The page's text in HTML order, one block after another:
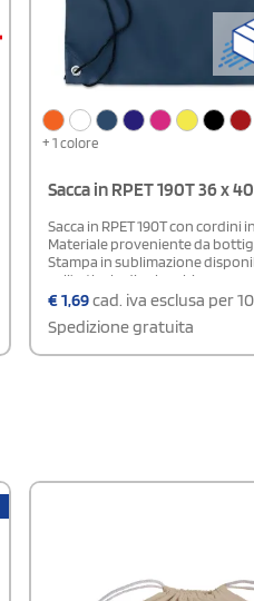
+ 1 colore
Sacca in RPET 190T 36 x
Sacca in RPET 190T con cordini
Materiale proveniente da
Stampa in sublimazione
sull’articolo di colore bianco.
€1,69cad. iva esclusa per
Spedizione gratuita